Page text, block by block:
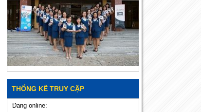
THỐNG KÊ TRUY CẬP
Đang online: